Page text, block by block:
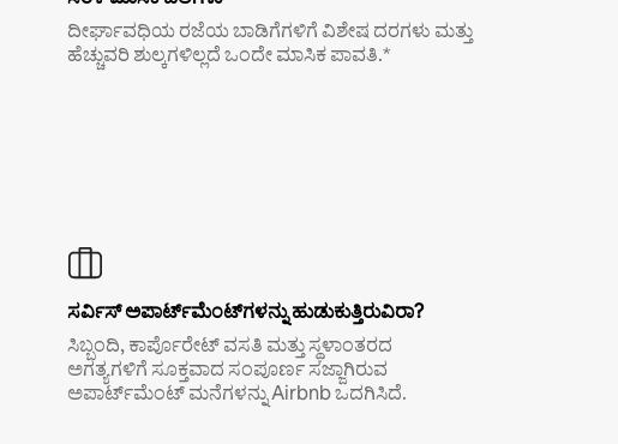
ದೀರ್ಘಾವಧಿಯ ರಜೆಯ ಬಾಡಿಗೆಗಳಿಗೆ ವಿಶೇಷ ದರಗಳು ಮತ್ತು
ಹೆಚ್ಚುವರಿ ಶುಲ್ಕಗಳಿಲ್ಲದೆ ಒಂದೇ ಮಾಸಿಕ ಪಾವತಿ.*
ಸರ್ವಿಸ್ ಅಪಾರ್ಟ್‌ಮೆಂಟ್‌ಗಳನ್ನು ಹುಡುಕುತ್ತಿರುವಿರಾ?
ಸಿಬ್ಬಂದಿ, ಕಾರ್ಪೊರೇಟ್ ವಸತಿ ಮತ್ತು ಸ್ಥಳಾಂತರದ
ಅಗತ್ಯಗಳಿಗೆ ಸೂಕ್ತವಾದ ಸಂಪೂರ್ಣ ಸಜ್ಜಾಗಿರುವ
ಅಪಾರ್ಟ್‌ಮೆಂಟ್ ಮನೆಗಳನ್ನು Airbnb ಒದಗಿಸಿದೆ.